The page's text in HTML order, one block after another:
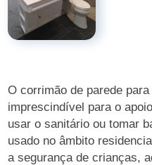
O corrimão de parede
imprescindível para o
usar o sanitário ou tomar
usado no âmbito
a segurança de crianças,